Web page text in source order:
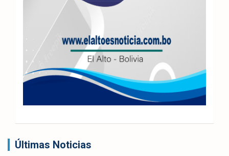
Últimas Noticias